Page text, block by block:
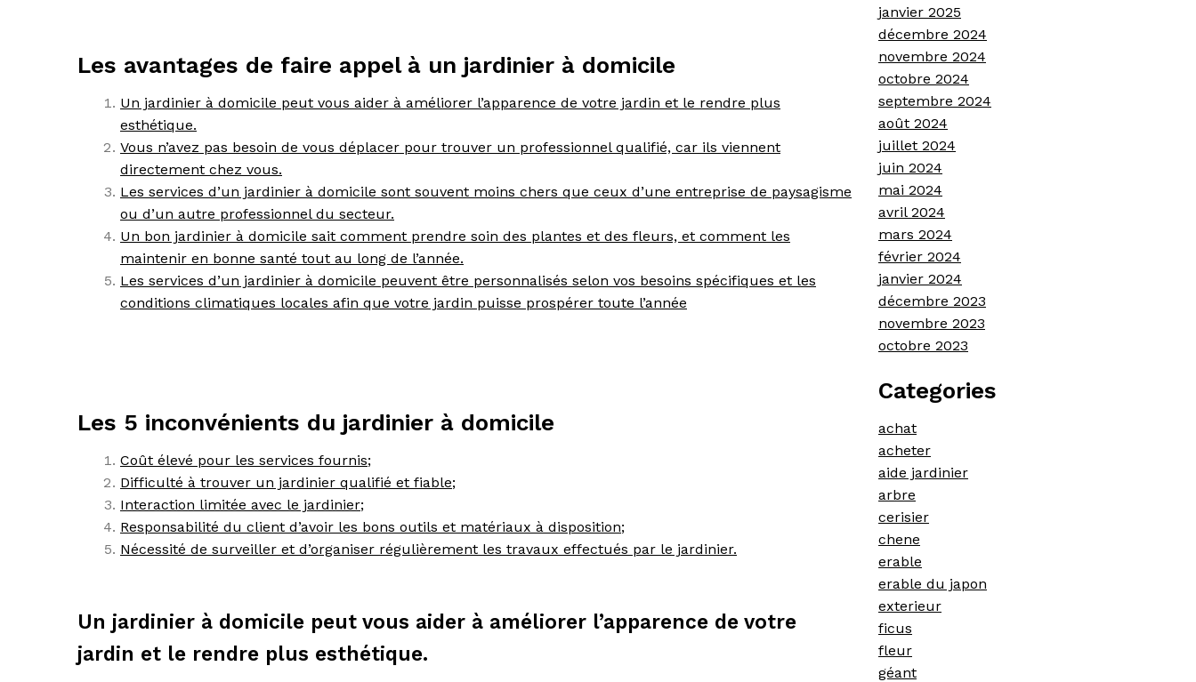
Les avantages de faire appel à un jardinier à domicile
Un jardinier à domicile peut vous aider à améliorer l’apparence de votre jardin et le rendre plus
esthétique.
Vous n’avez pas besoin de vous déplacer pour trouver un professionnel qualifié, car ils viennent
directement chez vous.
Les services d’un jardinier à domicile sont souvent moins chers que ceux d’une entreprise de paysagisme
ou d’un autre professionnel du secteur.
Un bon jardinier à domicile sait comment prendre soin des plantes et des fleurs, et comment les
maintenir en bonne santé tout au long de l’année.
Les services d’un jardinier à domicile peuvent être personnalisés selon vos besoins spécifiques et les
conditions climatiques locales afin que votre jardin puisse prospérer toute l’année
Les 5 inconvénients du jardinier à domicile
Coût élevé pour les services fournis;
Difficulté à trouver un jardinier qualifié et fiable;
Interaction limitée avec le jardinier;
Responsabilité du client d’avoir les bons outils et matériaux à disposition;
Nécessité de surveiller et d’organiser régulièrement les travaux effectués par le jardinier.
Un jardinier à domicile peut vous aider à améliorer l’apparence de votre
jardin et le rendre plus esthétique.
janvier 2025
décembre 2024
novembre 2024
octobre 2024
septembre 2024
août 2024
juillet 2024
juin 2024
mai 2024
avril 2024
mars 2024
février 2024
janvier 2024
décembre 2023
novembre 2023
octobre 2023
Categories
achat
acheter
aide jardinier
arbre
cerisier
chene
erable
erable du japon
exterieur
ficus
fleur
géant